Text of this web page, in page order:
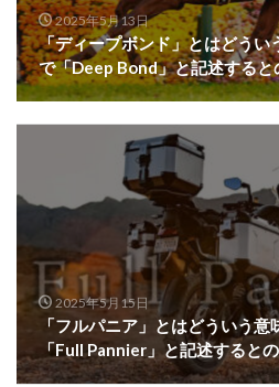
2025年5月13日
「ディープボンド」とはどうい
で「Deep Bond」と記述すると
2025年5月15日
「フルパニア」とはどういう
「Full Pannier」と記述すると